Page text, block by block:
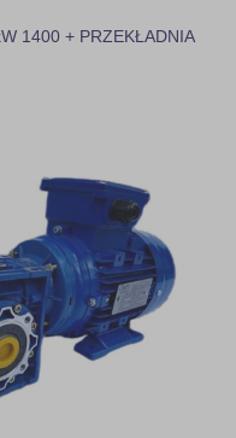
1400 + PRZEKŁADNIA